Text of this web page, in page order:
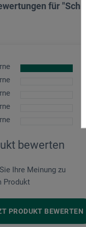
für
bewerten
Ihre Meinung zu
Produkt
PRODUKT BEWERTEN